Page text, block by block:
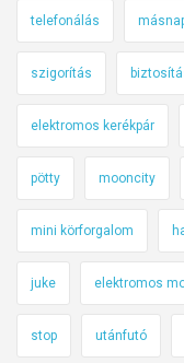
telefonálás
szigorítás
elektromos kerékpár
pötty mooncity
mini körforgalom
juke elektromos
stop utánfutó